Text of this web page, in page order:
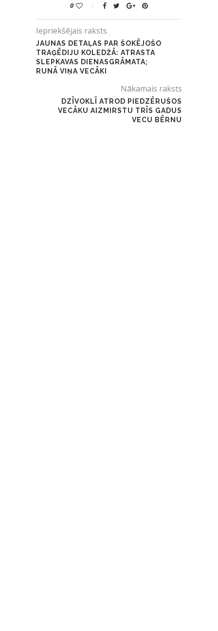
0
Iepriekšējais raksts
JAUNAS DETAĻAS PAR ŠOKĒJOŠO
TRAĢĒDIJU KOLEDŽĀ: ATRASTA
SLEPKAVAS DIENASGRĀMATA;
RUNĀ VIŅA VECĀKI
Nākamais raksts
DZĪVOKLĪ ATROD PIEDZĒRUŠOS
VECĀKU AIZMIRSTU TRĪS GADUS
VECU BĒRNU